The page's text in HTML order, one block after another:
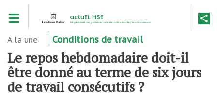
contenu
A la une Conditions de travail
Le repos hebdomadaire doit-il
être donné au terme de six jours
de travail consécutifs ?